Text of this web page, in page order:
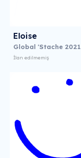
Eloise
Global 'Stache 2021
İlan edilmemiş